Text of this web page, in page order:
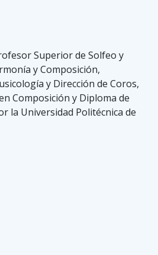
Superior de Solfeo y
y Composición,
y Dirección de Coros,
Composición y Diploma de
la Universidad Politécnica de